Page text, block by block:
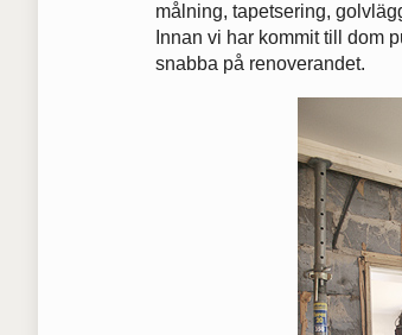
målning, tapetsering,
Innan vi har kommit till dom
snabba på renoverandet.